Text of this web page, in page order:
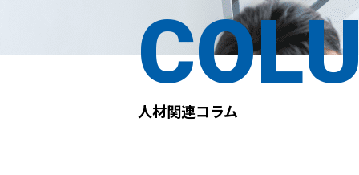
人材関連コラム